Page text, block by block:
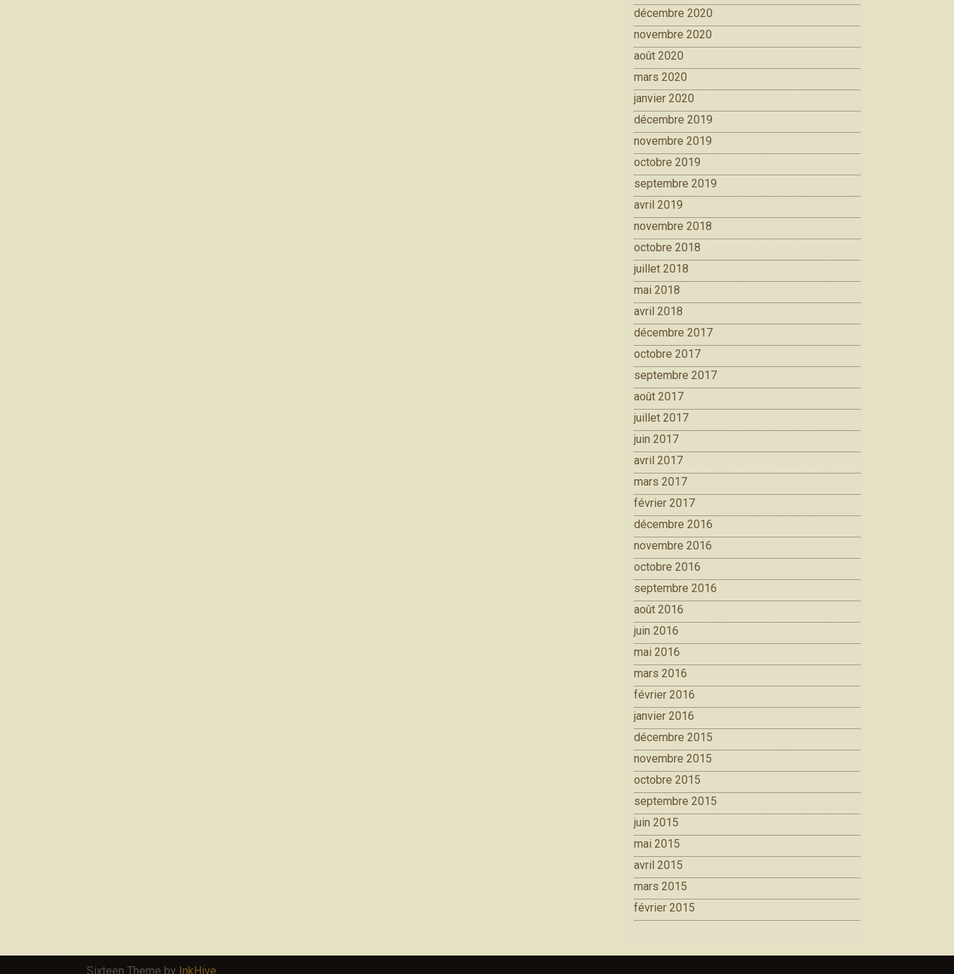
décembre 2020
novembre 2020
août 2020
mars 2020
janvier 2020
décembre 2019
novembre 2019
octobre 2019
septembre 2019
avril 2019
novembre 2018
octobre 2018
juillet 2018
mai 2018
avril 2018
décembre 2017
octobre 2017
septembre 2017
août 2017
juillet 2017
juin 2017
avril 2017
mars 2017
février 2017
décembre 2016
novembre 2016
octobre 2016
septembre 2016
août 2016
juin 2016
mai 2016
mars 2016
février 2016
janvier 2016
décembre 2015
novembre 2015
octobre 2015
septembre 2015
juin 2015
mai 2015
avril 2015
mars 2015
février 2015
Sixteen Theme by InkHive